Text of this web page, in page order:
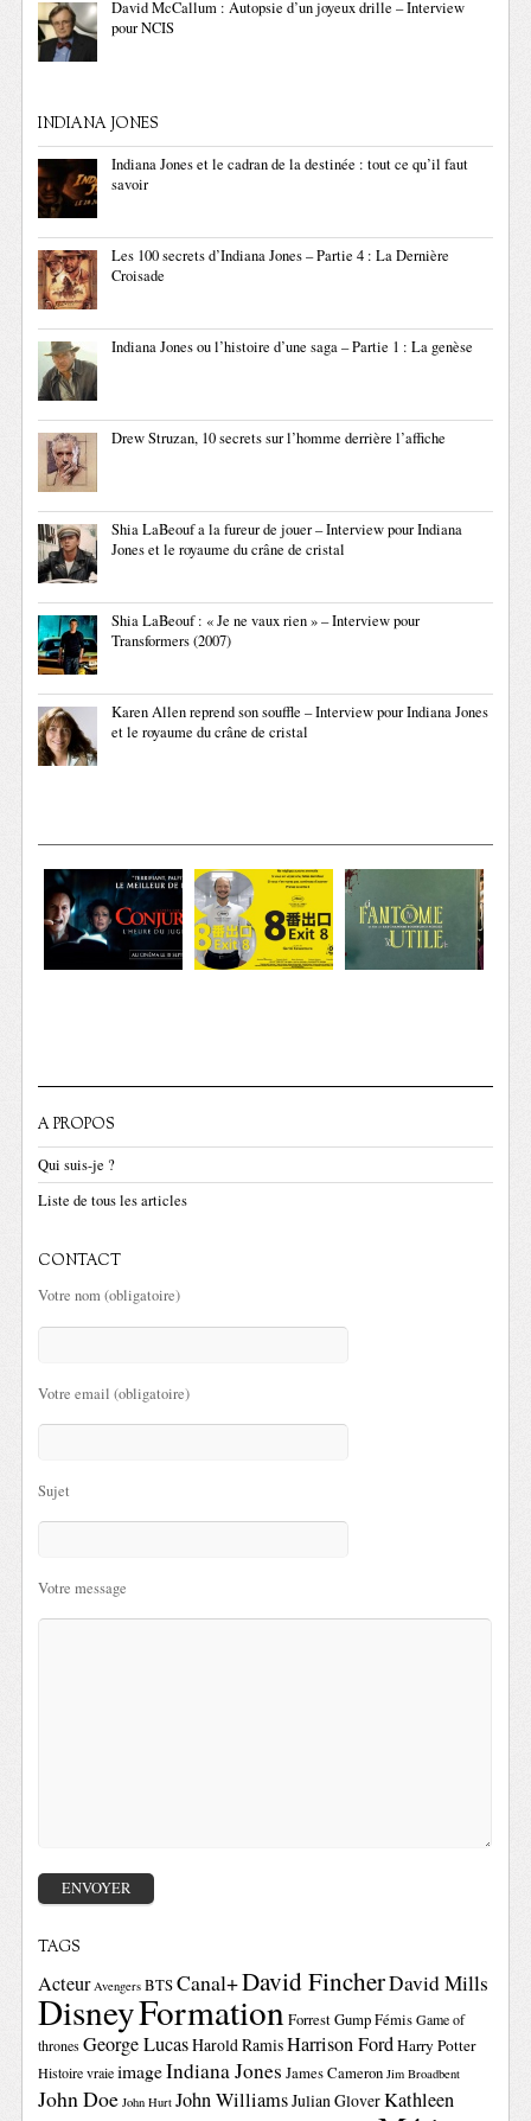
David McCallum : Autopsie d’un joyeux drille – Interview
pour NCIS
INDIANA JONES
Indiana Jones et le cadran de la destinée : tout ce qu’il faut
savoir
Les 100 secrets d’Indiana Jones – Partie 4 : La Dernière
Croisade
Indiana Jones ou l’histoire d’une saga – Partie 1 : La genèse
Drew Struzan, 10 secrets sur l’homme derrière l’affiche
Shia LaBeouf a la fureur de jouer – Interview pour Indiana
Jones et le royaume du crâne de cristal
Shia LaBeouf : « Je ne vaux rien » – Interview pour
Transformers (2007)
Karen Allen reprend son souffle – Interview pour Indiana Jones
et le royaume du crâne de cristal
A PROPOS
Qui suis-je ?
Liste de tous les articles
CONTACT
Votre nom (obligatoire)
Votre email (obligatoire)
Sujet
Votre message
TAGS
Acteur Avengers BTSCanal+David FincherDavid Mills
DisneyFormationForrest GumpFémis Game of
thrones George LucasHarold RamisHarrison FordHarry Potter
Histoire vraie imageIndiana Jones James Cameron Jim Broadbent
John Doe John Hurt John WilliamsJulian GloverKathleen